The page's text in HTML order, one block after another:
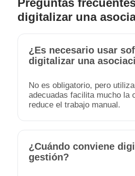
Preguntas
digitalizar una
¿Es necesario usar
digitalizar una
No es obligatorio, pero
adecuadas facilita mucho la
reduce el trabajo manual.
¿Cuándo conviene
gestión?